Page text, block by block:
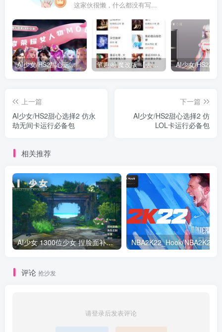
这家伙很懒，什么都没有写...
AI少女/HS2甜心选择2 仿王者荣耀人物卡全合集打包 笔趣阁 魔改版 【去广告免费小说】
上一篇
AI少女/HS2甜心选择2 仿永
劫无间卡运行必备包
下一篇
AI少女/HS2甜心选择2 仿
LOL卡运行必备包
相关推荐
AI少女 1300位少女 捏脸面补数据整合包 总有一位是你想要的
评论 抢沙发
请登录后发表评论